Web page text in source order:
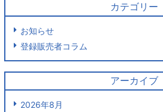
カテゴリー
お知らせ
登録販売者コラム
アーカイブ
2026年8月